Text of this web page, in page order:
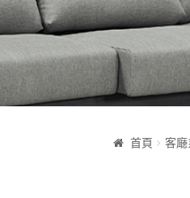
首頁 客廰